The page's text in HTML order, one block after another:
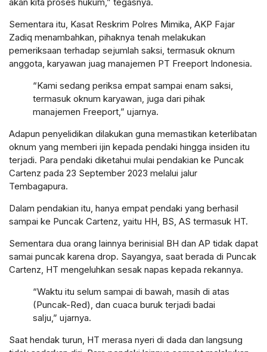
akan kita proses hukum,” tegasnya.
Sementara itu, Kasat Reskrim Polres Mimika, AKP Fajar
Zadiq menambahkan, pihaknya tenah melakukan
pemeriksaan terhadap sejumlah saksi, termasuk oknum
anggota, karyawan juag manajemen PT Freeport Indonesia.
“Kami sedang periksa empat sampai enam saksi,
termasuk oknum karyawan, juga dari pihak
manajemen Freeport,” ujarnya.
Adapun penyelidikan dilakukan guna memastikan keterlibatan
oknum yang memberi ijin kepada pendaki hingga insiden itu
terjadi. Para pendaki diketahui mulai pendakian ke Puncak
Cartenz pada 23 September 2023 melalui jalur
Tembagapura.
Dalam pendakian itu, hanya empat pendaki yang berhasil
sampai ke Puncak Cartenz, yaitu HH, BS, AS termasuk HT.
Sementara dua orang lainnya berinisial BH dan AP tidak dapat
samai puncak karena drop. Sayangya, saat berada di Puncak
Cartenz, HT mengeluhkan sesak napas kepada rekannya.
“Waktu itu selum sampai di bawah, masih di atas
(Puncak-Red), dan cuaca buruk terjadi badai
salju,” ujarnya.
Saat hendak turun, HT merasa nyeri di dada dan langsung